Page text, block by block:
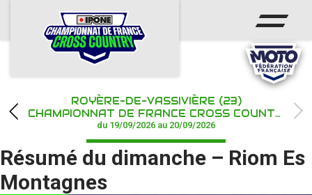
ACCUEIL
ACTUS
CHAMPIONNAT
RÉSULTATS
PHOTOS / WEB TV
ROYÈRE-DE-VASSIVIÈRE (23)
CHAMPIONNAT DE FRANCE CROSS COUNTRY IPONE
du 19/09/2026 au 20/09/2026
Résumé du dimanche – Riom Es
Montagnes